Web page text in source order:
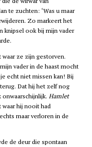
te zuchten: ‘Was u maar
Zo markeert het
knipsel ook bij mijn vader
ze zijn gestorven.
vader in de haast mocht
echt niet missen kan! Bij
Dat hij het zelf nog
onwaarschijnlijk. Hamlet
hij nooit had
maar verloren in de
de deur die spontaan